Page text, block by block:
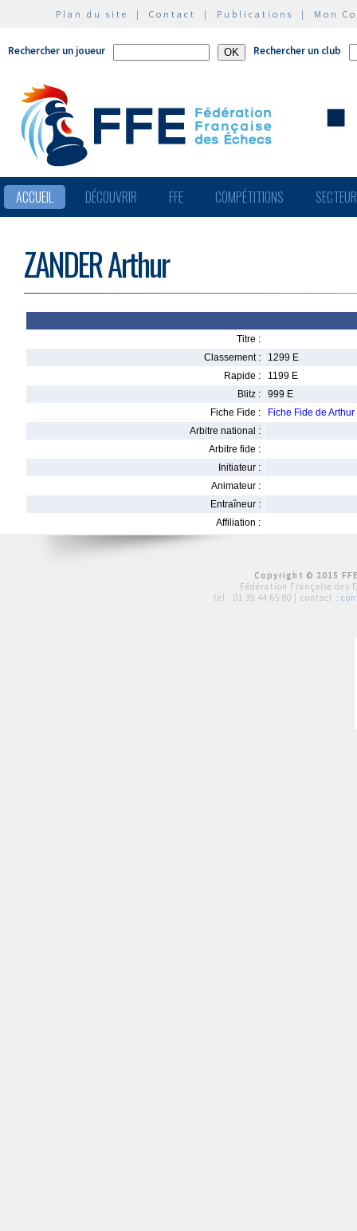
Plan du site | Contact | Publications | Mon
Rechercher un joueur Rechercher un club
ACCUEIL DÉCOUVRIR FFE COMPÉTITIONS
ZANDER Arthur
Titre :
Classement :
1299 E
Rapide :
1199 E
Blitz :
999 E
Fiche Fide :
Fiche Fide de
Arbitre national :
Arbitre fide :
Initiateur :
Animateur :
Entraîneur :
Affiliation :
Copyright © 2015
Fédération Française des
tél : 01 39 44 65 80 | contact :